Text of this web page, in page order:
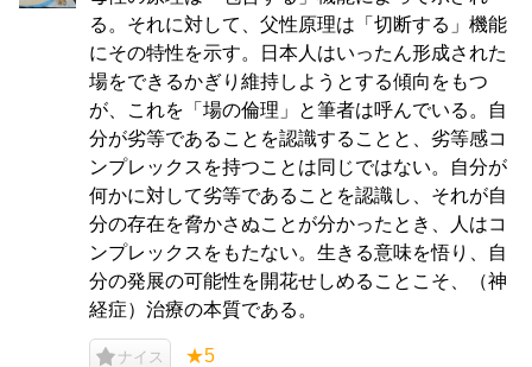
る。それに対して、父性原理は「切断する」機能
にその特性を示す。日本人はいったん形成された
場をできるかぎり維持しようとする傾向をもつ
が、これを「場の倫理」と筆者は呼んでいる。自
分が劣等であることを認識することと、劣等感コ
ンプレックスを持つことは同じではない。自分が
何かに対して劣等であることを認識し、それが自
分の存在を脅かさぬことが分かったとき、人はコ
ンプレックスをもたない。生きる意味を悟り、自
分の発展の可能性を開花せしめることこそ、（神
経症）治療の本質である。
ナイス ★5